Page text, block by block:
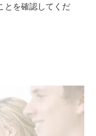
とを確認してくだ